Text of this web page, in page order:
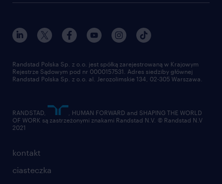
kontakt
ciasteczka
Randstad Polska Sp. z o.o. jest spółką zarejestrowaną w Krajowym
Rejestrze Sądowym pod nr 0000157531. Adres siedziby głównej
Randstad Polska Sp. z o.o. al. Jerozolimskie 134, 02-305 Warszawa.
RANDSTAD,
, HUMAN FORWARD and SHAPING THE WORLD
OF WORK są zastrzeżonymi znakami Randstad N.V. © Randstad N.V
2021